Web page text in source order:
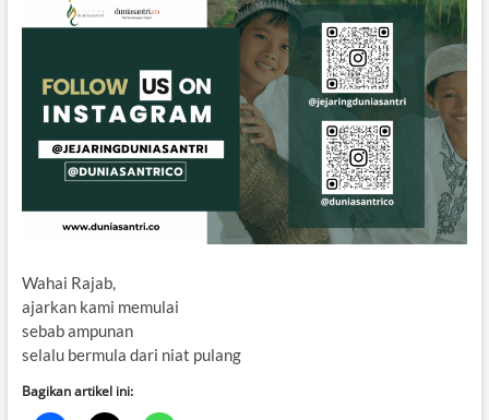
Wahai Rajab,
ajarkan kami memulai
sebab ampunan
selalu bermula dari niat pulang
Bagikan artikel ini: